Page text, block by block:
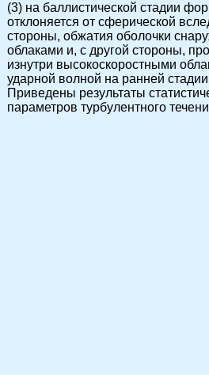
(3) на баллистической стадии
отклоняется от сферической
стороны, обжатия оболочки
облаками и, с другой стороны,
изнутри высокоскоростными
ударной волной на ранней
Приведены результаты
параметров турбулентного